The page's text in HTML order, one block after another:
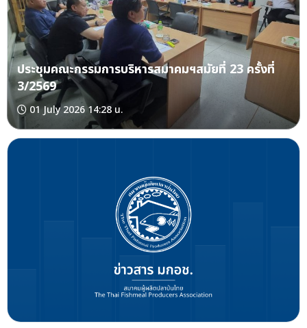
ประชุมคณะกรรมการบริหารสมาคมฯสมัยที่ 23 ครั้งที่
3/2569
01 July 2026 14:28 น.